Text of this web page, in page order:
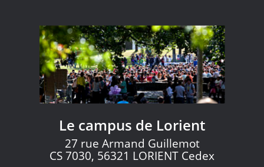
Le campus de Lorient
27 rue Armand Guillemot
CS 7030, 56321 LORIENT Cedex